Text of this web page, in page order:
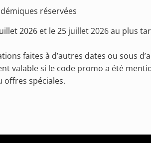
réservées
2026 et le 25 juillet 2026 au plus
faites à d’autres dates ou sous
valable si le code promo a été
offres spéciales.